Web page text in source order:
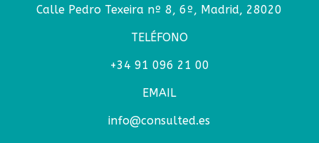
Calle Pedro Texeira nº 8, 6º, Madrid, 28020
TELÉFONO
+34 91 096 21 00
EMAIL
info@consulted.es